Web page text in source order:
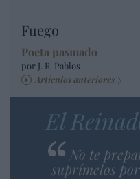
Fuego
Poeta pasmado
por J. R. Pablos
Artículos anteriores
El
No te
suprímelos